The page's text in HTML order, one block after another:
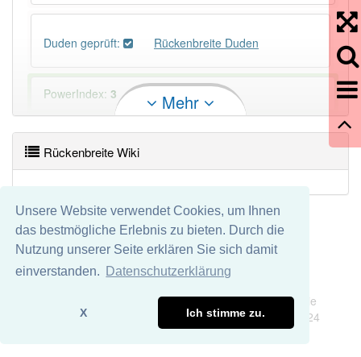
Unsere Website verwendet Cookies, um Ihnen
das bestmögliche Erlebnis zu bieten. Durch die
Nutzung unserer Seite erklären Sie sich damit
einverstanden.
Datenschutzerklärung
X Ich stimme zu.
Duden geprüft: Rückenbreite Duden
PowerIndex: 3
Häufigkeit: 2 von 10
Wörter mit Endung -rückenbreite
aber mit einem
anderen Artikeldie: 0
Das Wort wird häufig verwendet im Bereich
Mehr
Rückenbreite Wiki
Wir übernehmen keine Garantie und keine Haftung für die
Richtigkeit und Vollständigkeit dieser Seite. DDDEasy 2024